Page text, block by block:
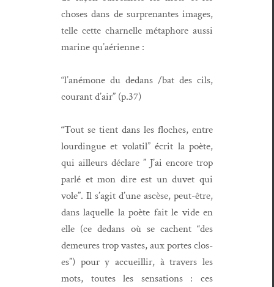
choses dans de sur­prenantes images,
telle cette char­nelle métaphore aus­si
marine qu’aérienne :
“l’ané­mone du dedans /bat des cils,
courant d’air” (p.37)
“Tout se tient dans les floches, entre
lour­dingue et volatil” écrit la poète,
qui ailleurs déclare ” J’ai encore trop
par­lé et mon dire est un duvet qui
vole”. Il s’ag­it d’une ascèse, peut-être,
dans laque­lle la poète fait le vide en
elle (ce dedans où se cachent “des
demeures trop vastes, aux portes clos­
es”) pour y accueil­lir, à tra­vers les
mots, toutes les sen­sa­tions : ces